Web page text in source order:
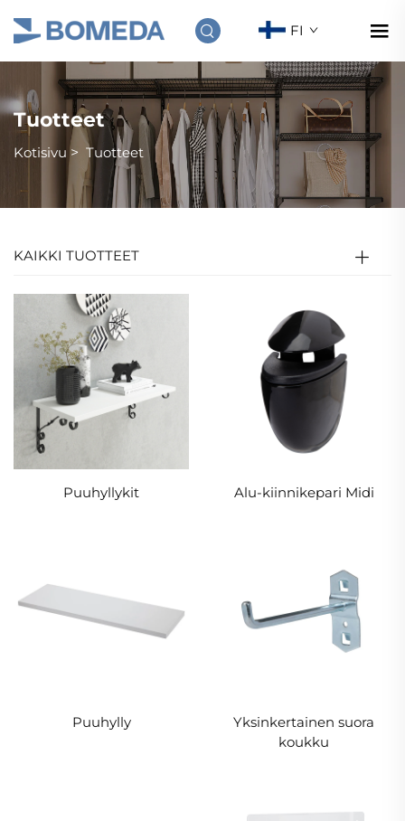
FI
Tuotteet
Kotisivu > Tuotteet
KAIKKI TUOTTEET
Puuhyllykit Alu-kiinnikepari Midi
Puuhylly
Yksinkertainen suora
koukku